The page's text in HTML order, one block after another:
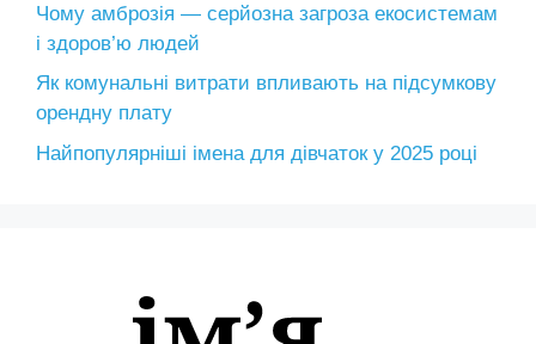
Чому амброзія — серйозна загроза екосистемам
і здоров’ю людей
Як комунальні витрати впливають на підсумкову
орендну плату
Найпопулярніші імена для дівчаток у 2025 році